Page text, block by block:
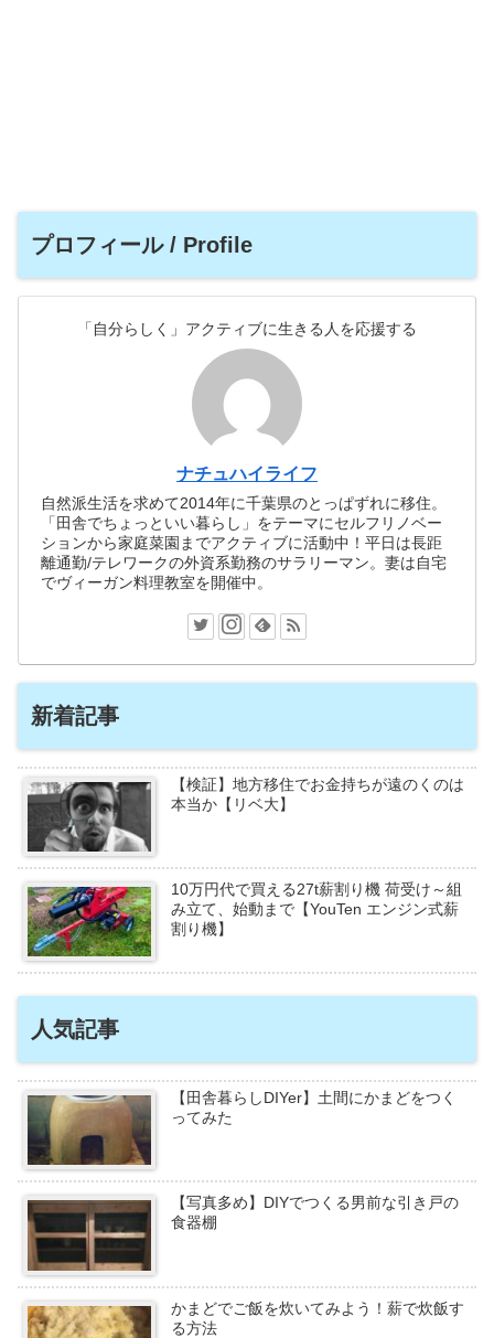
プロフィール / Profile
「自分らしく」アクティブに生きる人を応援する
ナチュハイライフ
自然派生活を求めて2014年に千葉県のとっぱずれに移住。
「田舎でちょっといい暮らし」をテーマにセルフリノベー
ションから家庭菜園までアクティブに活動中！平日は長距
離通勤/テレワークの外資系勤務のサラリーマン。妻は自宅
でヴィーガン料理教室を開催中。
新着記事
【検証】地方移住でお金持ちが遠のくのは
本当か【リベ大】
10万円代で買える27t薪割り機 荷受け～組
み立て、始動まで【YouTen エンジン式薪
割り機】
人気記事
【田舎暮らしDIYer】土間にかまどをつく
ってみた
【写真多め】DIYでつくる男前な引き戸の
食器棚
かまどでご飯を炊いてみよう！薪で炊飯す
る方法